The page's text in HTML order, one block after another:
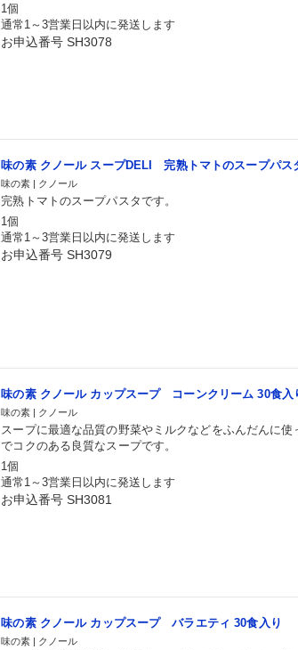
1個
通常1～3営業日以内に発送します
お申込番号 SH3078
味の素 クノール スープDELI 完熟トマトのスープパス
味の素 | クノール
完熟トマトのスープパスタです。
1個
通常1～3営業日以内に発送します
お申込番号 SH3079
味の素 クノール カップスープ コーンクリーム 30食入
味の素 | クノール
スープに最適な品質の野菜やミルクなどをふんだんに使
でコクのある良質なスープです。
1個
通常1～3営業日以内に発送します
お申込番号 SH3081
味の素 クノール カップスープ バラエティ 30食入り
味の素 | クノール